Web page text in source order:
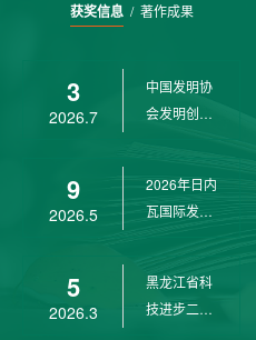
获奖信息/ 著作成果
3
2026.7
中国发明协
会发明创业
9
2026.5
2026年日内
瓦国际发明
5
2026.3
黑龙江省科
技进步二等